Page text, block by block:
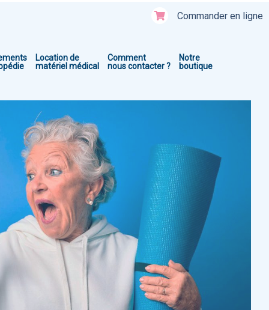
Commander en ligne
Location de
matériel médical
Comment
nous contacter ?
Notre
boutique